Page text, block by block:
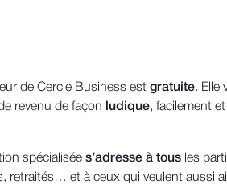
de Cercle Business est gratuite. Elle
revenu de façon
ludique, facilement
spécialisée s’adresse à tousles
retraités… et à ceux qui veulent aussi